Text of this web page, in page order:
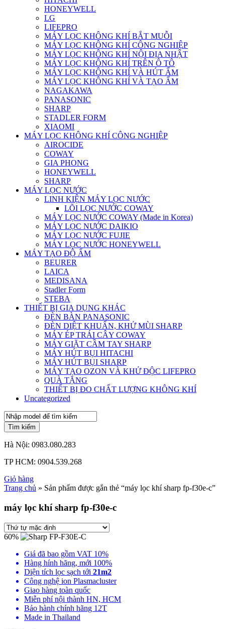
HONEYWELL
LG
LIFEPRO
MÁY LỌC KHÔNG KHÍ BẮT MUỖI
MÁY LỌC KHÔNG KHÍ CÔNG NGHIỆP
MÁY LỌC KHÔNG KHÍ NỘI ĐỊA NHẬT
MÁY LỌC KHÔNG KHÍ TRÊN Ô TÔ
MÁY LỌC KHÔNG KHÍ VÀ HÚT ẨM
MÁY LỌC KHÔNG KHÍ VÀ TẠO ẨM
NAGAKAWA
PANASONIC
SHARP
STADLER FORM
XIAOMI
MÁY LỌC KHÔNG KHÍ CÔNG NGHIỆP
AIROCIDE
COWAY
GIA PHONG
HONEYWELL
SHARP
MÁY LỌC NƯỚC
LINH KIỆN MÁY LỌC NƯỚC
LÕI LỌC NƯỚC COWAY
MÁY LỌC NƯỚC COWAY (Made in Korea)
MÁY LỌC NƯỚC DAIKIO
MÁY LỌC NƯỚC FUJIE
MÁY LỌC NƯỚC HONEYWELL
MÁY TẠO ĐỘ ẨM
BEURER
LAICA
MEDISANA
Stadler Form
STEBA
THIẾT BỊ GIA DỤNG KHÁC
ĐÈN BÀN PANASONIC
ĐÈN DIỆT KHUẨN, KHỬ MÙI SHARP
MÁY ÉP TRÁI CÂY COWAY
MÁY GIẶT CẦM TAY SHARP
MÁY HÚT BỤI HITACHI
MÁY HÚT BỤI SHARP
MÁY TẠO OZON VÀ KHỬ ĐỘC LIFEPRO
QUÀ TẶNG
THIẾT BỊ ĐO CHẤT LƯỢNG KHÔNG KHÍ
Uncategorized
Tìm kiếm
Hà Nội: 0983.080.283
TP HCM: 0904.539.268
Giỏ hàng
Trang chủ » Sản phẩm được gắn thẻ “máy lọc khí sharp fp-f30e-c”
máy lọc khí sharp fp-f30e-c
60%
Giá đã bao gồm VAT 10%
Hàng hính hãng, mới 100%
Diện tích lọc sạch tới 21m2
Công nghệ ion Plasmacluster
Giao hàng toàn quốc
Miễn phí nội thành HN, HCM
Bảo hành chính hãng 12T
Made in Thailand